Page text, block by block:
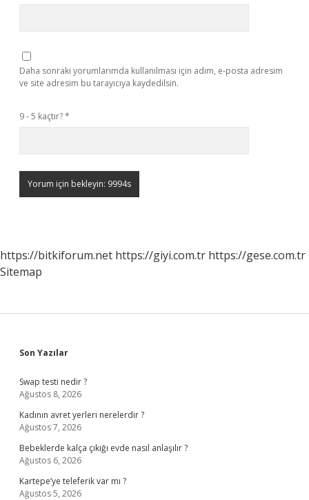
Daha sonraki yorumlarımda kullanılması için adım, e-posta adresim
ve site adresim bu tarayıcıya kaydedilsin.
9 - 5 kaçtır?*
https://bitkiforum.net https://giyi.com.tr https://gese.com.tr
Sitemap
Sidebar
Son Yazılar
Swap testi nedir ?
Ağustos 8, 2026
Kadının avret yerleri nerelerdir ?
Ağustos 7, 2026
Bebeklerde kalça çıkığı evde nasıl anlaşılır ?
Ağustos 6, 2026
Kartepe’ye teleferik var mı ?
Ağustos 5, 2026